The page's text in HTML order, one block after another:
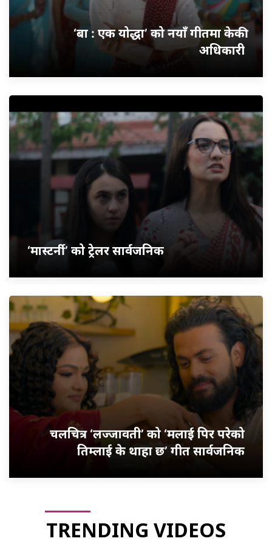
‘बा : एक योद्धा’ को नयाँ गीतमा केकी
अधिकारी
‘मास्टर्नी’ को ट्रेलर सार्वजनिक
चलचित्र ‘लज्जावती’ को ‘मलाई पिर परेको
तिम्लाई के थाहा छ’ गीत सार्वजनिक
TRENDING VIDEOS